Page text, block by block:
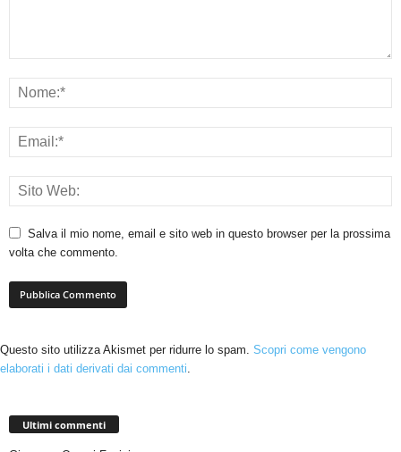
Salva il mio nome, email e sito web in questo browser per la prossima
volta che commento.
Questo sito utilizza Akismet per ridurre lo spam. Scopri come vengono
elaborati i dati derivati dai commenti.
Ultimi commenti